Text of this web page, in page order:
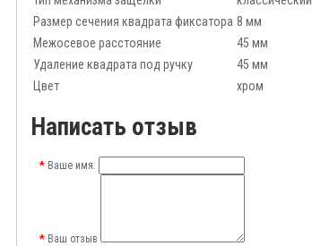
Размер сечения квадрата фиксатора 8 мм
Межосевое расстояние
45 мм
Удаление квадрата под ручку
45 мм
Цвет
хром
Написать отзыв
Ваше имя:
Ваш отзыв